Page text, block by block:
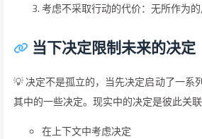
考虑不采取行动的代价：无所作为
当下决定限制未来的决定
💡 决定不是孤立的，当先决定启动了一系
其中的一些决定。现实中的决定是彼此关联
在上下文中考虑决定